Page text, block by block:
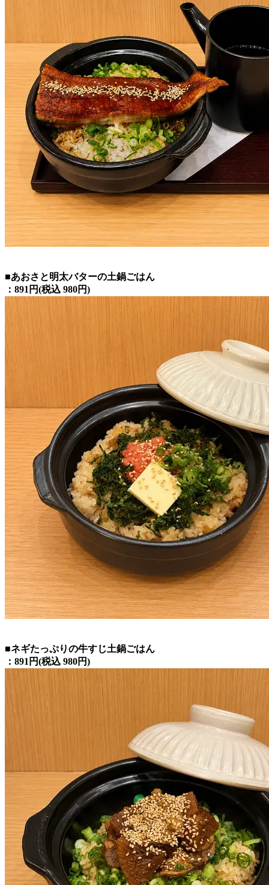
■あおさと明太バターの土鍋ごはん
：891円(税込 980円)
■ネギたっぷりの牛すじ土鍋ごはん
：891円(税込 980円)